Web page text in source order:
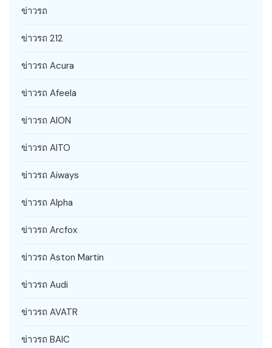
ข่าวรถ
ข่าวรถ 212
ข่าวรถ Acura
ข่าวรถ Afeela
ข่าวรถ AION
ข่าวรถ AITO
ข่าวรถ Aiways
ข่าวรถ Alpha
ข่าวรถ Arcfox
ข่าวรถ Aston Martin
ข่าวรถ Audi
ข่าวรถ AVATR
ข่าวรถ BAIC